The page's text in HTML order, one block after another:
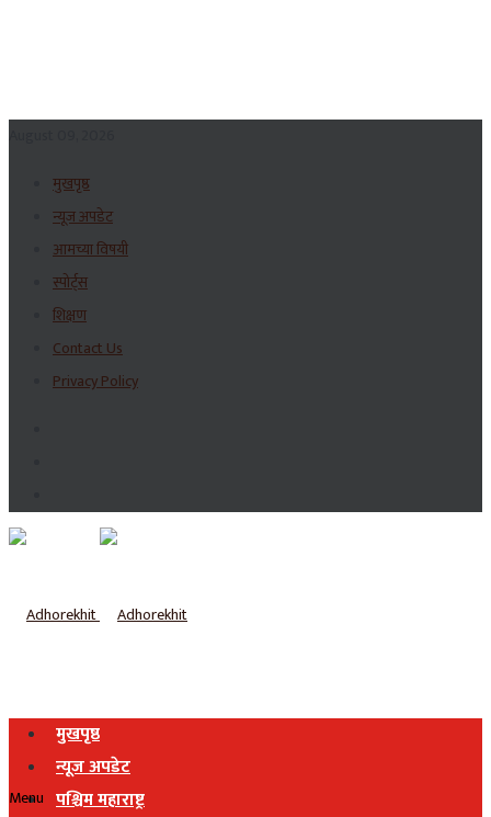
मुखपृष्ठ
न्यूज अपडेट
आमच्या विषयी
स्पोर्ट्स
शिक्षण
Contact Us
Privacy Policy
मुखपृष्ठ
न्यूज अपडेट
पश्चिम महाराष्ट्र
Menu